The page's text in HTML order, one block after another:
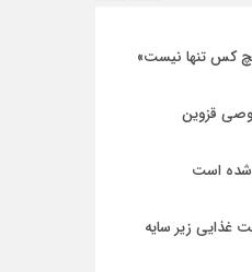
کس تنها نیست»
قزوین
غذایی زیر سایه